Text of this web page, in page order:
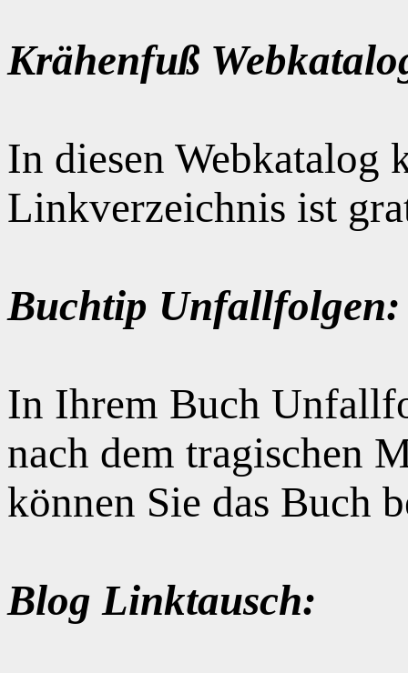
Krähenfuß
In diesen Webkatalog
Linkverzeichnis ist
Buchtip Unfallfolgen:
In Ihrem Buch
nach dem tragischen
können Sie das Buch
Blog Linktausch: